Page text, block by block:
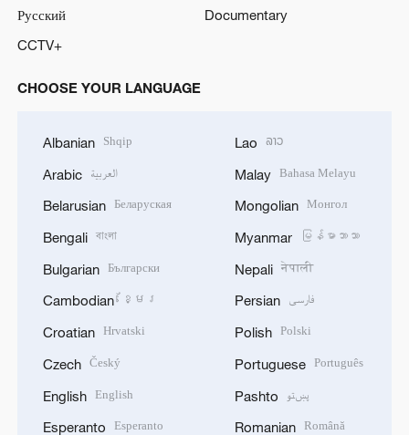
Русский
Documentary
CCTV+
CHOOSE YOUR LANGUAGE
Albanian Shqip
Arabic العربية
Belarusian Беларуская
Bengali বাংলা
Bulgarian Български
Cambodian ខ្មែរ
Croatian Hrvatski
Czech Český
English English
Esperanto Esperanto
Lao ລາວ
Malay Bahasa Melayu
Mongolian Монгол
Myanmar မြန်မာဘာသာ
Nepali नेपाली
Persian فارسی
Polish Polski
Portuguese Português
Pashto پښتو
Romanian Română